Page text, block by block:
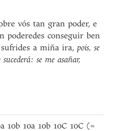
vós tan gran poder, e
poderedes conseguir ben
a miña ira,pois, se
se me asañar,
10b 10a 10b 10C 10C (=